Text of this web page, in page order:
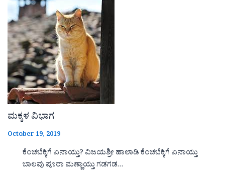
ಮಕ್ಕಳ ವಿಭಾಗ
October 19, 2019
ಕೆಂಚಬೆಕ್ಕಿಗೆ ಏನಾಯ್ತು? ವಿಜಯಶ್ರೀ ಹಾಲಾಡಿ ಕೆಂಚಬೆಕ್ಕಿಗೆ ಏನಾಯ್ತು
ಬಾಲವು ಪೂರಾ ಮಣ್ಣಾಯ್ತು ಗಡಗಡ…